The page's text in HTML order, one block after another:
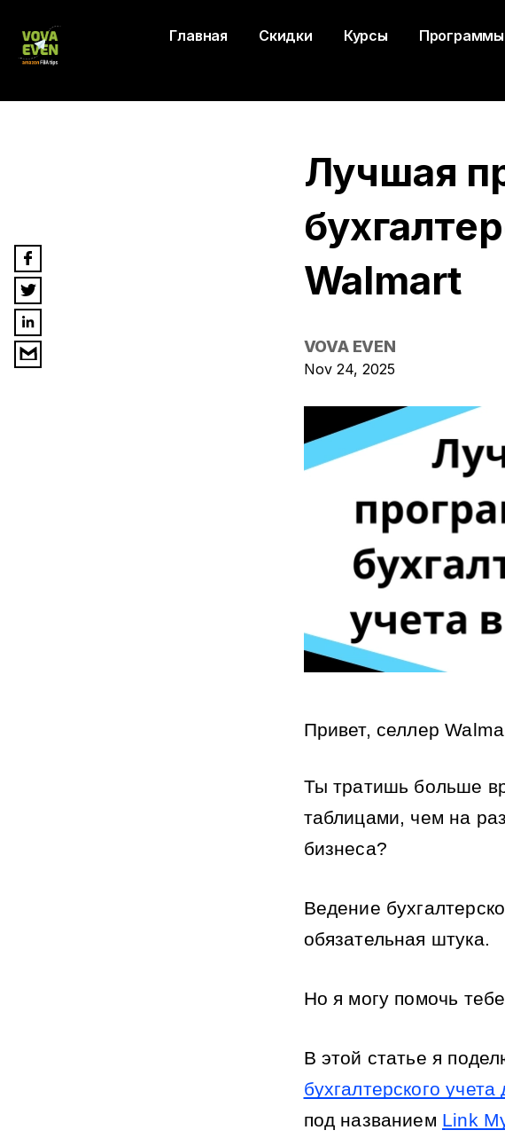
Главная Скидки Курсы Программы
Лучшая
Walmart
VOVA EVEN
Nov 24, 2025
Привет, селлер
Ты тратишь больше
таблицами, чем на
бизнеса?
Ведение
обязательная штука.
Но я могу помочь
В этой статье я
бухгалтерского
под названием Link